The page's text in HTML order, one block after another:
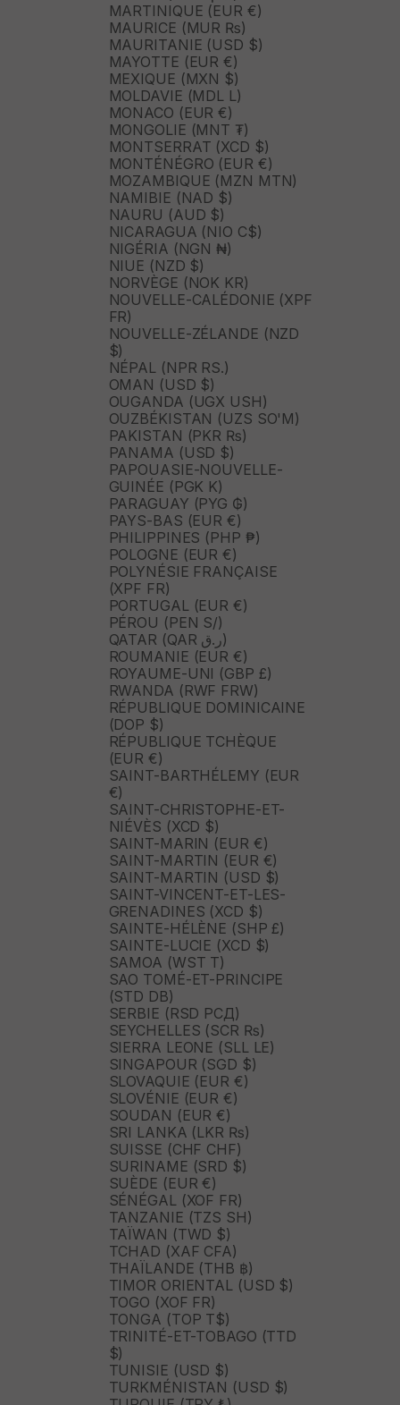
MARTINIQUE (EUR €)
MAURICE (MUR ₨)
MAURITANIE (USD $)
MAYOTTE (EUR €)
MEXIQUE (MXN $)
MOLDAVIE (MDL L)
MONACO (EUR €)
MONGOLIE (MNT ₮)
MONTSERRAT (XCD $)
MONTÉNÉGRO (EUR €)
MOZAMBIQUE (MZN MTN)
NAMIBIE (NAD $)
NAURU (AUD $)
NICARAGUA (NIO C$)
NIGÉRIA (NGN ₦)
NIUE (NZD $)
NORVÈGE (NOK KR)
NOUVELLE-CALÉDONIE (XPF
FR)
NOUVELLE-ZÉLANDE (NZD
$)
NÉPAL (NPR RS.)
OMAN (USD $)
OUGANDA (UGX USH)
OUZBÉKISTAN (UZS SO'M)
PAKISTAN (PKR ₨)
PANAMA (USD $)
PAPOUASIE-NOUVELLE-
GUINÉE (PGK K)
PARAGUAY (PYG ₲)
PAYS-BAS (EUR €)
PHILIPPINES (PHP ₱)
POLOGNE (EUR €)
POLYNÉSIE FRANÇAISE
(XPF FR)
PORTUGAL (EUR €)
PÉROU (PEN S/)
QATAR (QAR ر.ق)
ROUMANIE (EUR €)
ROYAUME-UNI (GBP £)
RWANDA (RWF FRW)
RÉPUBLIQUE DOMINICAINE
(DOP $)
RÉPUBLIQUE TCHÈQUE
(EUR €)
SAINT-BARTHÉLEMY (EUR
€)
SAINT-CHRISTOPHE-ET-
NIÉVÈS (XCD $)
SAINT-MARIN (EUR €)
SAINT-MARTIN (EUR €)
SAINT-MARTIN (USD $)
SAINT-VINCENT-ET-LES-
GRENADINES (XCD $)
SAINTE-HÉLÈNE (SHP £)
SAINTE-LUCIE (XCD $)
SAMOA (WST T)
SAO TOMÉ-ET-PRINCIPE
(STD DB)
SERBIE (RSD РСД)
SEYCHELLES (SCR ₨)
SIERRA LEONE (SLL LE)
SINGAPOUR (SGD $)
SLOVAQUIE (EUR €)
SLOVÉNIE (EUR €)
SOUDAN (EUR €)
SRI LANKA (LKR ₨)
SUISSE (CHF CHF)
SURINAME (SRD $)
SUÈDE (EUR €)
SÉNÉGAL (XOF FR)
TANZANIE (TZS SH)
TAÏWAN (TWD $)
TCHAD (XAF CFA)
THAÏLANDE (THB ฿)
TIMOR ORIENTAL (USD $)
TOGO (XOF FR)
TONGA (TOP T$)
TRINITÉ-ET-TOBAGO (TTD
$)
TUNISIE (USD $)
TURKMÉNISTAN (USD $)